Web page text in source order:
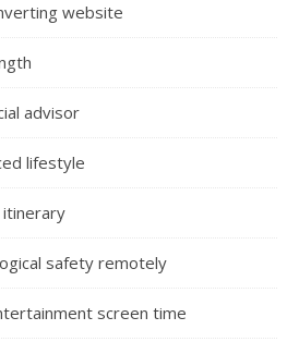
website
advisor
lifestyle
safety remotely
screen time